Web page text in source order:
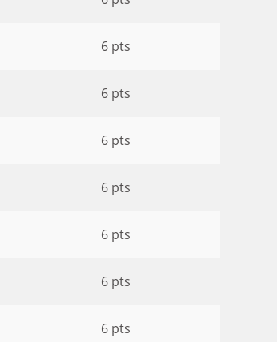
6 pts
6 pts
6 pts
6 pts
6 pts
6 pts
6 pts